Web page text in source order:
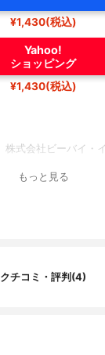
¥1,430(税込)
Yahoo!
ショッピング
¥1,430(税込)
株式会社ビーバイ・
もっと見る
クチコミ・評判(4)